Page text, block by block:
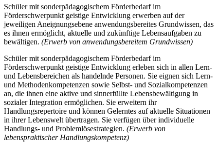
Schüler mit sonderpädagogischem Förderbedarf im
Förderschwerpunkt geistige Entwicklung erwerben auf der
jeweiligen Aneignungsebene anwendungsbereites Grundwissen, das
es ihnen ermöglicht, aktuelle und zukünftige Lebensaufgaben zu
bewältigen. (Erwerb von anwendungsbereitem Grundwissen)
Schüler mit sonderpädagogischem Förderbedarf im
Förderschwerpunkt geistige Entwicklung erleben sich in allen Lern-
und Lebensbereichen als handelnde Personen. Sie eignen sich Lern-
und Methodenkompetenzen sowie Selbst- und Sozialkompetenzen
an, die ihnen eine aktive und sinnerfüllte Lebensbewältigung in
sozialer Integration ermöglichen. Sie erweitern ihr
Handlungsrepertoire und können Gelerntes auf aktuelle Situationen
in ihrer Lebenswelt übertragen. Sie verfügen über individuelle
Handlungs- und Problemlösestrategien. (Erwerb von
lebenspraktischer Handlungskompetenz)